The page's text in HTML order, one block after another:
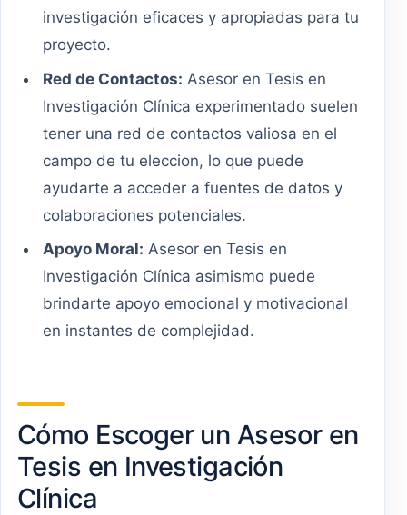
investigación eficaces y apropiadas para tu
proyecto.
Red de Contactos: Asesor en Tesis en
Investigación Clínica experimentado suelen
tener una red de contactos valiosa en el
campo de tu eleccion, lo que puede
ayudarte a acceder a fuentes de datos y
colaboraciones potenciales.
Apoyo Moral: Asesor en Tesis en
Investigación Clínica asimismo puede
brindarte apoyo emocional y motivacional
en instantes de complejidad.
Cómo Escoger un Asesor en
Tesis en Investigación
Clínica